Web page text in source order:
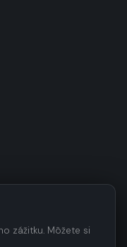
zážitku. Môžete si